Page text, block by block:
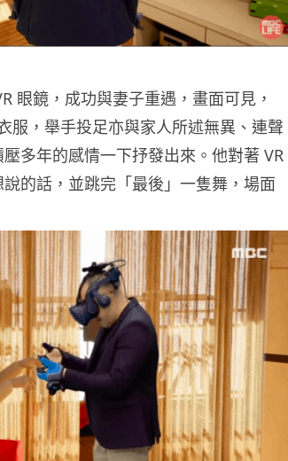
眼鏡，成功與妻子重遇，畫面可見，
服，舉手投足亦與家人所述無異、連聲
多年的感情一下抒發出來。他對著 VR
的話，並跳完「最後」一隻舞，場面